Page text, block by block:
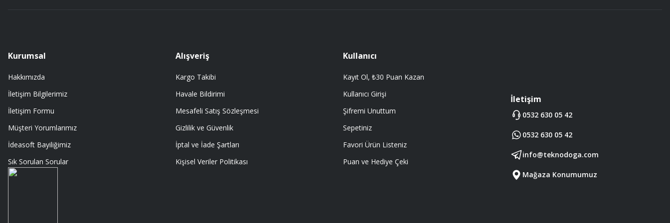
A... Ç... | 11/07/2026
Memnumum
K... N... | 09/07/2026
GAYET GÜZEL VE ÖZENLİ PAKETLENMİŞTİ
Kurumsal
Hakkımızda
İletişim Bilgilerimiz
İletişim Formu
Müşteri Yorumlarımız
İdeasoft Bayiliğimiz
Sık Sorulan Sorular
Alışveriş
Kargo Takibi
Havale Bildirimi
Mesafeli Satış Sözleşmesi
Gizlilik ve Güvenlik
İptal ve İade Şartları
Kişisel Veriler Politikası
Kullanıcı
Kayıt Ol, ₺30 Puan Kazan
Kullanıcı Girişi
Şifremi Unuttum
Sepetiniz
Favori Ürün Listeniz
Puan ve Hediye Çeki
İletişim
0532 630 05 42
0532 630 05 42
info@teknodoga.com
Mağaza Konumumuz